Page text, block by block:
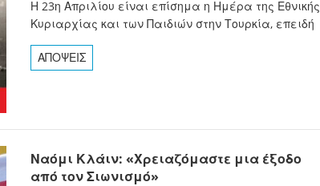
Η 23η Απριλίου είναι επίσημα η Ημέρα της Εθνικής
Κυριαρχίας και των Παιδιών στην Τουρκία, επειδή
ΑΠΟΨΕΙΣ
Ναόμι Κλάιν: «Χρειαζόμαστε μια έξοδο
από τον Σιωνισμό»